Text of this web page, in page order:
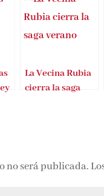
La Vecina Rubia
cierra la saga
no será publicada.